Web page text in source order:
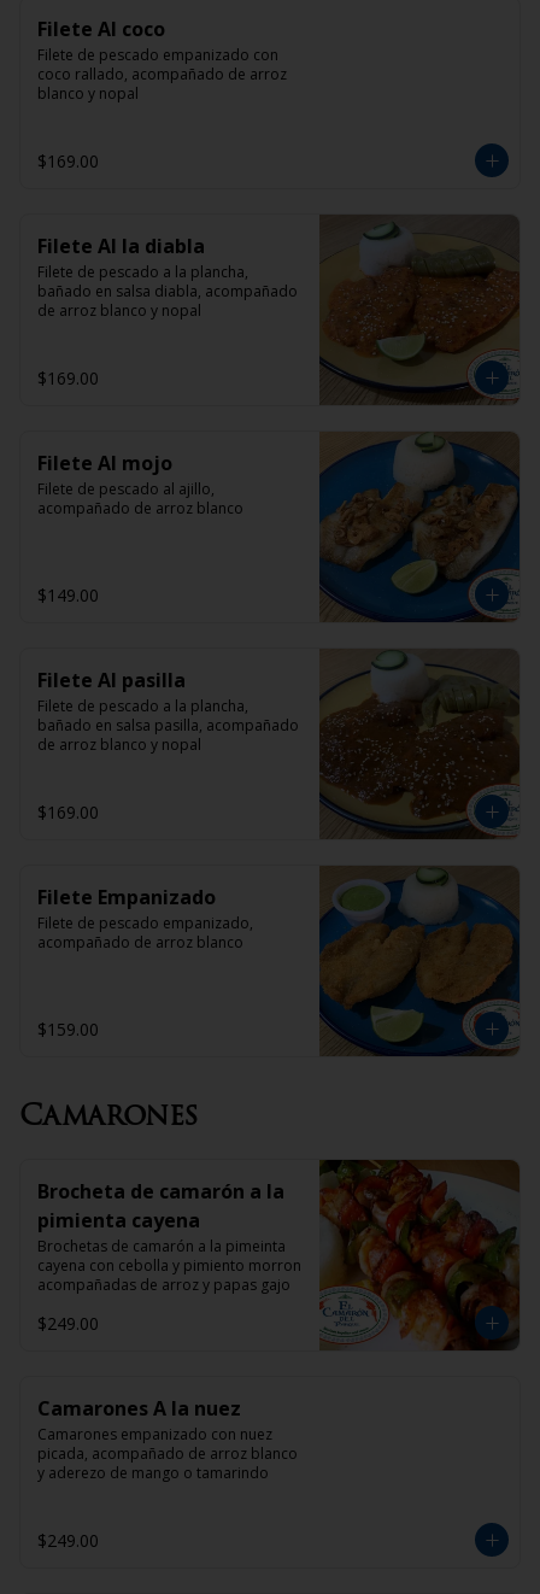
Filete Al coco
Filete de pescado empanizado con
coco rallado, acompañado de arroz
blanco y nopal
$169.00
Filete Al la diabla
Filete de pescado a la plancha,
bañado en salsa diabla, acompañado
de arroz blanco y nopal
$169.00
Filete Al mojo
Filete de pescado al ajillo,
acompañado de arroz blanco
$149.00
Filete Al pasilla
Filete de pescado a la plancha,
bañado en salsa pasilla, acompañado
de arroz blanco y nopal
$169.00
Filete Empanizado
Filete de pescado empanizado,
acompañado de arroz blanco
$159.00
Camarones
Brocheta de camarón a la
pimienta cayena
Brochetas de camarón a la pimeinta
cayena con cebolla y pimiento morron
acompañadas de arroz y papas gajo
$249.00
Camarones A la nuez
Camarones empanizado con nuez
picada, acompañado de arroz blanco
y aderezo de mango o tamarindo
$249.00